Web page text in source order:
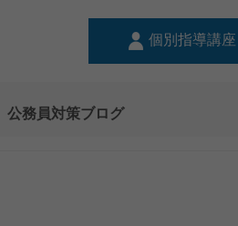
個別指導講座
公務員対策ブログ